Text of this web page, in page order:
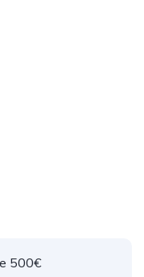
500€